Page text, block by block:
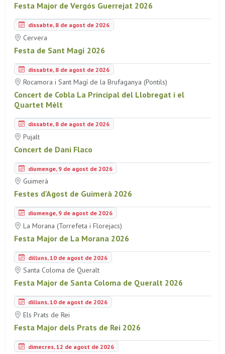
Festa Major de Vergós Guerrejat 2026
dissabte, 8 de agost de 2026
Cervera
Festa de Sant Magí 2026
dissabte, 8 de agost de 2026
Rocamora i Sant Magí de la Brufaganya (Pontils)
Concert de Cobla La Principal del Llobregat i el
Quartet Mèlt
dissabte, 8 de agost de 2026
Pujalt
Concert de Dani Flaco
diumenge, 9 de agost de 2026
Guimerà
Festes d'Agost de Guimerà 2026
diumenge, 9 de agost de 2026
La Morana (Torrefeta i Florejacs)
Festa Major de La Morana 2026
dilluns, 10 de agost de 2026
Santa Coloma de Queralt
Festa Major de Santa Coloma de Queralt 2026
dilluns, 10 de agost de 2026
Els Prats de Rei
Festa Major dels Prats de Rei 2026
dimecres, 12 de agost de 2026